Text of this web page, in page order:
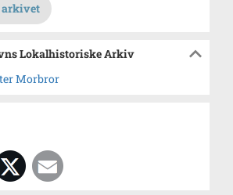
Lokalhistoriske Arkiv
Morbror